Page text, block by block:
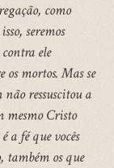
como
seremos
ele
os mortos. Mas se
ressuscitou a
mesmo Cristo
a fé que vocês
também os que